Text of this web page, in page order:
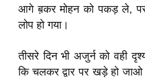
आगे ब़कर मोहन को पकड़ ले,
लोप हो गया।
तीसरे दिन भी अजुर्न को वही
कि चलकर द्वार पर खड़े हो